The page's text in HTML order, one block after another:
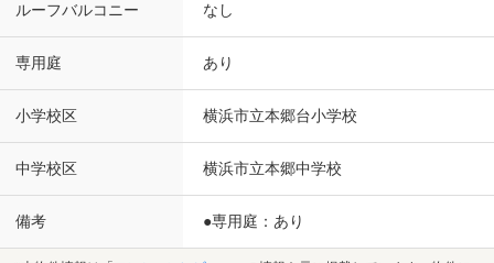
ルーフバルコニー なし
専用庭 あり
小学校区 横浜市立本郷台小学校
中学校区 横浜市立本郷中学校
備考 ●専用庭：あり